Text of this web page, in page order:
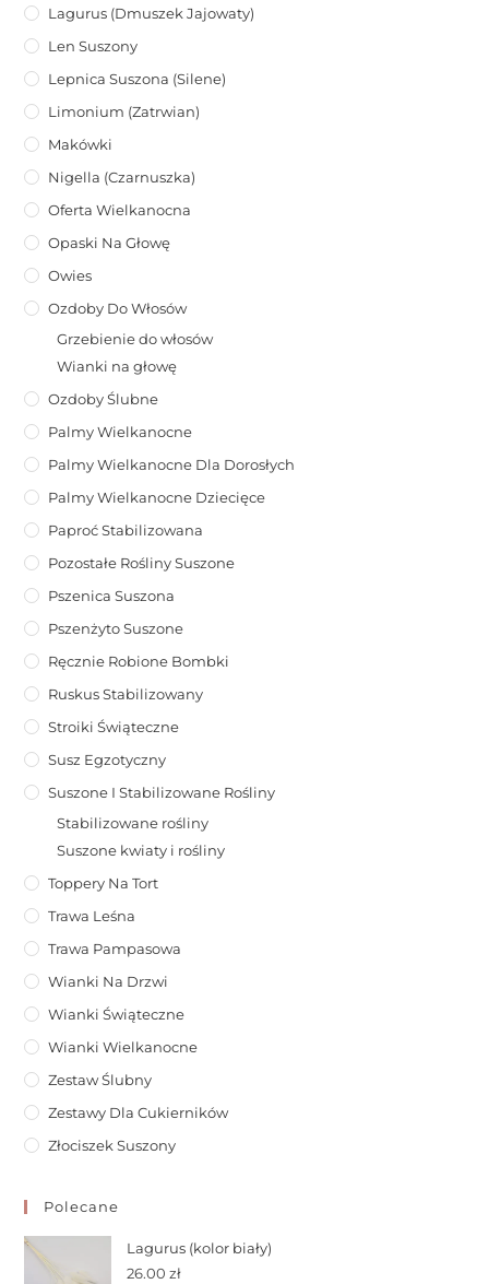
Lagurus (dmuszek Jajowaty)
Len Suszony
Lepnica Suszona (Silene)
Limonium (zatrwian)
Makówki
Nigella (Czarnuszka)
Oferta Wielkanocna
Opaski Na Głowę
Owies
Ozdoby Do Włosów
Grzebienie do włosów
Wianki na głowę
Ozdoby Ślubne
Palmy Wielkanocne
Palmy Wielkanocne Dla Dorosłych
Palmy Wielkanocne Dziecięce
Paproć Stabilizowana
Pozostałe Rośliny Suszone
Pszenica Suszona
Pszenżyto Suszone
Ręcznie Robione Bombki
Ruskus Stabilizowany
Stroiki Świąteczne
Susz Egzotyczny
Suszone I Stabilizowane Rośliny
Stabilizowane rośliny
Suszone kwiaty i rośliny
Toppery Na Tort
Trawa Leśna
Trawa Pampasowa
Wianki Na Drzwi
Wianki Świąteczne
Wianki Wielkanocne
Zestaw Ślubny
Zestawy Dla Cukierników
Złociszek Suszony
Polecane
Lagurus (kolor biały)
26.00zł